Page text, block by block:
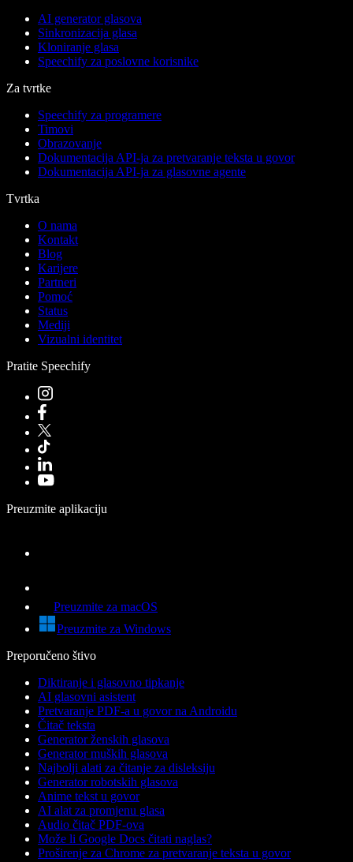
AI generator glasova
Sinkronizacija glasa
Kloniranje glasa
Speechify za poslovne korisnike
Za tvrtke
Speechify za programere
Timovi
Obrazovanje
Dokumentacija API-ja za pretvaranje teksta u govor
Dokumentacija API-ja za glasovne agente
Tvrtka
O nama
Kontakt
Blog
Karijere
Partneri
Pomoć
Status
Mediji
Vizualni identitet
Pratite Speechify
Preuzmite aplikaciju
Preuzmite za macOS
Preuzmite za Windows
Preporučeno štivo
Diktiranje i glasovno tipkanje
AI glasovni asistent
Pretvaranje PDF-a u govor na Androidu
Čitač teksta
Generator ženskih glasova
Generator muških glasova
Najbolji alati za čitanje za disleksiju
Generator robotskih glasova
Anime tekst u govor
AI alat za promjenu glasa
Audio čitač PDF-ova
Može li Google Docs čitati naglas?
Proširenje za Chrome za pretvaranje teksta u govor